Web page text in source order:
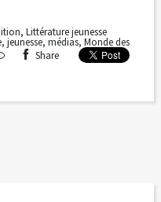
, Littérature jeunesse
, jeunesse, médias, Monde des
Share